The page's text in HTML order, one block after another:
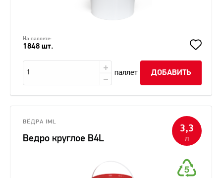
На паллете:
1848 шт.
паллет ДОБАВИТЬ
3,3
л
ВЁДРА IML
Ведро круглое В4L